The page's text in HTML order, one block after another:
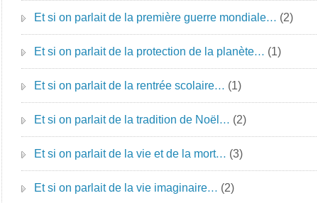
Et si on parlait de la première guerre mondiale… (2)
Et si on parlait de la protection de la planète… (1)
Et si on parlait de la rentrée scolaire… (1)
Et si on parlait de la tradition de Noël… (2)
Et si on parlait de la vie et de la mort… (3)
Et si on parlait de la vie imaginaire… (2)